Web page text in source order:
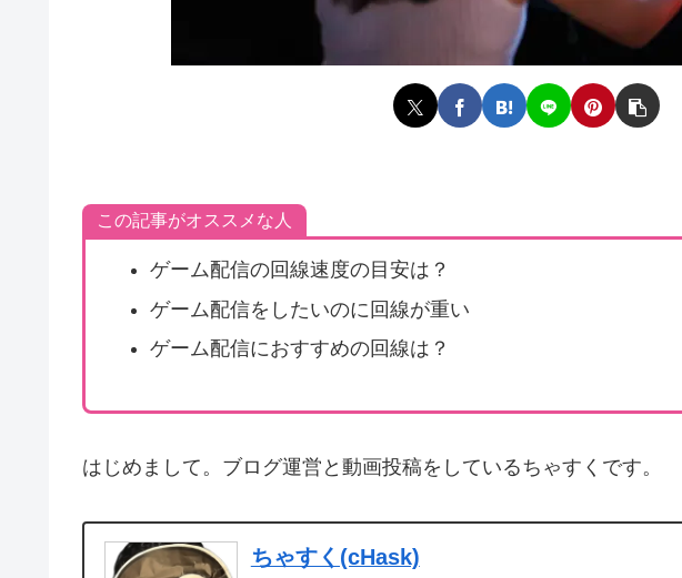
この記事がオススメな人
ゲーム配信の回線速度の目安は？
ゲーム配信をしたいのに回線が重い
ゲーム配信におすすめの回線は？
はじめまして。ブログ運営と動画投稿をしているちゃすくです。
ちゃすく(cHask)